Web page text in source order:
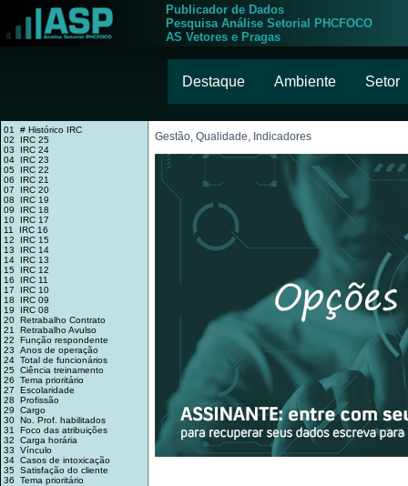
Publicador de Dados
Pesquisa Análise Setorial PHCFOCO
AS Vetores e Pragas
Destaque Ambiente Setor
01 # Histórico IRC
02 IRC 25
03 IRC 24
04 IRC 23
05 IRC 22
06 IRC 21
07 IRC 20
08 IRC 19
09 IRC 18
10 IRC 17
11 IRC 16
12 IRC 15
13 IRC 14
14 IRC 13
15 IRC 12
16 IRC 11
17 IRC 10
18 IRC 09
19 IRC 08
20 Retrabalho Contrato
21 Retrabalho Avulso
22 Função respondente
23 Anos de operação
24 Total de funcionários
25 Ciência treinamento
26 Tema prioritário
27 Escolaridade
28 Profissão
29 Cargo
30 No. Prof. habilitados
31 Foco das atribuições
32 Carga horária
33 Vínculo
34 Casos de intoxicação
35 Satisfação do cliente
36 Tema prioritário
Gestão, Qualidade, Indicadores